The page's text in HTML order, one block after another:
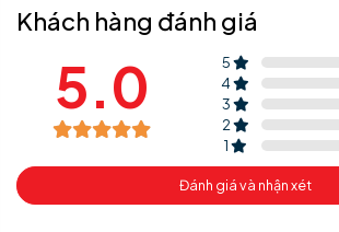
Khách hàng đánh giá
5.0 5
4
3
2
1
Đánh giá và nhận xét